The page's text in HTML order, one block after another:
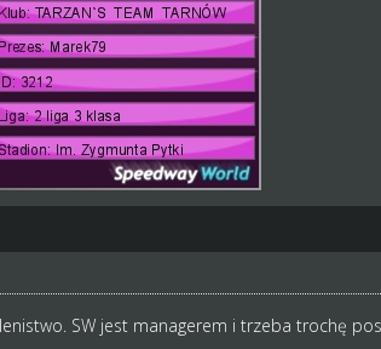
SW jest managerem i trzeba trochę